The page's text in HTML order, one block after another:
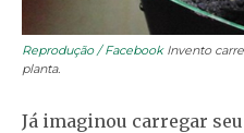
Reprodução / FacebookInvento
planta.
Já imaginou carregar